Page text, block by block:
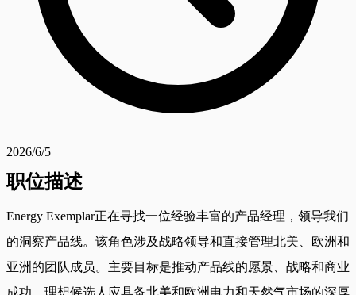
2026/6/5
职位描述
Energy Exemplar正在寻找一位经验丰富的产品经理，领导我们
的洞察产品线。该角色涉及战略领导和直接管理北美、欧洲和
亚洲的团队成员。主要目标是推动产品线的愿景、战略和商业
成功。理想候选人应具备北美和欧洲电力和天然气市场的深厚